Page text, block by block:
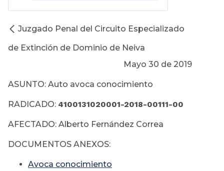
Juzgado Penal del Circuito Especializado
de Extinción de Dominio de Neiva
Mayo 30 de 2019
ASUNTO: Auto avoca conocimiento
RADICADO: 4100131020001-2018-00111-00
AFECTADO: Alberto Fernández Correa
DOCUMENTOS ANEXOS:
Avoca conocimiento